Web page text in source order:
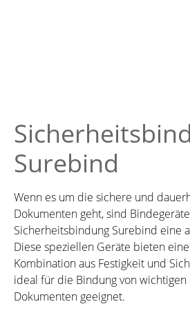
Surebind
Wenn es um die sichere und
Dokumenten geht, sind
Sicherheitsbindung Surebind eine
Diese speziellen Geräte bieten
Kombination aus Festigkeit und
ideal für die Bindung von
Dokumenten geeignet.